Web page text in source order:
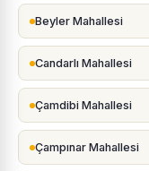
Beyler Mahallesi
Candarlı Mahallesi
Çamdibi Mahallesi
Çampınar Mahallesi